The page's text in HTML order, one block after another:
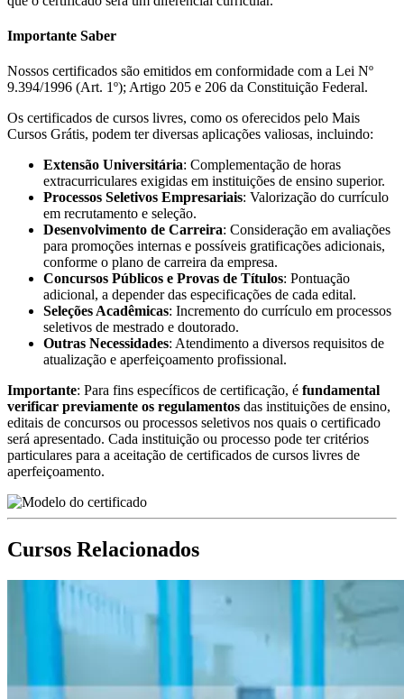
Importante Saber
Nossos certificados são emitidos em conformidade com a Lei Nº
9.394/1996 (Art. 1º); Artigo 205 e 206 da Constituição Federal.
Os certificados de cursos livres, como os oferecidos pelo Mais
Cursos Grátis, podem ter diversas aplicações valiosas, incluindo:
Extensão Universitária: Complementação de horas
extracurriculares exigidas em instituições de ensino superior.
Processos Seletivos Empresariais: Valorização do currículo
em recrutamento e seleção.
Desenvolvimento de Carreira: Consideração em avaliações
para promoções internas e possíveis gratificações adicionais,
conforme o plano de carreira da empresa.
Concursos Públicos e Provas de Títulos: Pontuação
adicional, a depender das especificações de cada edital.
Seleções Acadêmicas: Incremento do currículo em processos
seletivos de mestrado e doutorado.
Outras Necessidades: Atendimento a diversos requisitos de
atualização e aperfeiçoamento profissional.
Importante: Para fins específicos de certificação, é fundamental
verificar previamente os regulamentos das instituições de ensino,
editais de concursos ou processos seletivos nos quais o certificado
será apresentado. Cada instituição ou processo pode ter critérios
particulares para a aceitação de certificados de cursos livres de
aperfeiçoamento.
Cursos Relacionados